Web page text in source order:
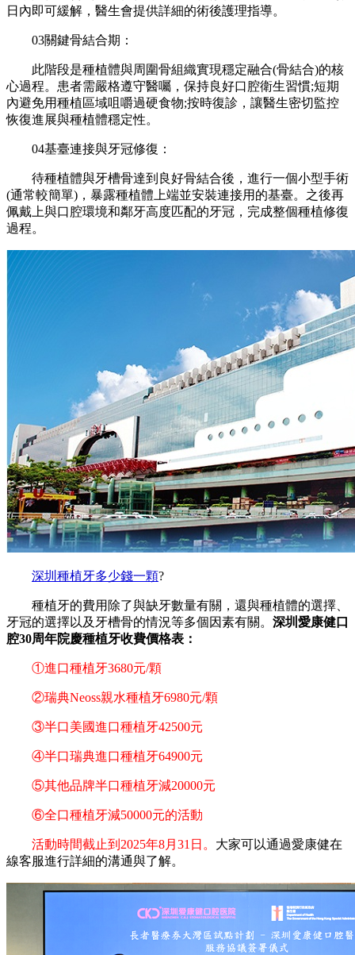
日內即可緩解，醫生會提供詳細的術後護理指導。
03關鍵骨結合期：
此階段是種植體與周圍骨組織實現穩定融合(骨結合)的核
心過程。患者需嚴格遵守醫囑，保持良好口腔衛生習慣;短期
內避免用種植區域咀嚼過硬食物;按時復診，讓醫生密切監控
恢復進展與種植體穩定性。
04基臺連接與牙冠修復：
待種植體與牙槽骨達到良好骨結合後，進行一個小型手術
(通常較簡單)，暴露種植體上端並安裝連接用的基臺。之後再
佩戴上與口腔環境和鄰牙高度匹配的牙冠，完成整個種植修復
過程。
深圳種植牙多少錢一顆?
種植牙的費用除了與缺牙數量有關，還與種植體的選擇、
牙冠的選擇以及牙槽骨的情況等多個因素有關。 深圳愛康健口
腔30周年院慶種植牙收費價格表：
①進口種植牙3680元/顆
②瑞典Neoss親水種植牙6980元/顆
③半口美國進口種植牙42500元
④半口瑞典進口種植牙64900元
⑤其他品牌半口種植牙減20000元
⑥全口種植牙減50000元的活動
活動時間截止到2025年8月31日。 大家可以通過愛康健在
線客服進行詳細的溝通與了解。